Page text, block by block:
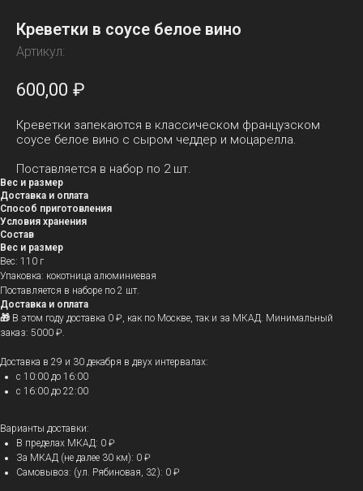
Креветки в соусе белое вино
Артикул:
600,00 ₽
Креветки запекаются в классическом французском
соусе белое вино с сыром чеддер и моцарелла.
Поставляется в набор по 2 шт.
Вес и размер
Доставка и оплата
Способ приготовления
Условия хранения
Состав
Вес и размер
Вес: 110 г
Упаковка: кокотница алюминиевая
Поставляется в наборе по 2 шт.
Доставка и оплата
🎁 В этом году доставка 0 ₽, как по Москве, так и за МКАД. Минимальный
заказ: 5000 ₽.
Доставка в 29 и 30 декабря в двух интервалах:
с 10:00 до 16:00
с 16:00 до 22:00
Варианты доставки:
В пределах МКАД: 0 ₽
За МКАД (не далее 30 км): 0 ₽
Самовывоз: (ул. Рябиновая, 32): 0 ₽